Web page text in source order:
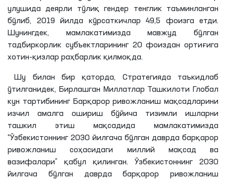
улушида деярли тўлиқ гендер тенглик таъминланган
бўлиб, 2019 йилда кўрсаткичлар 49,5 фоизга етди.
Шунингдек, мамлакатимизда мавжуд бўлган
тадбиркорлик субъектларининг 20 фоиздан ортиғига
хотин-қизлар раҳбарлик қилмоқда.
Шу билан бир қаторда, Стратегияда таъкидлаб
ўтилганидек, Бирлашган Миллатлар Ташкилоти Глобал
кун тартибининг Барқарор ривожланиш мақсадларини
изчил амалга ошириш бўйича тизимли ишларни
ташкил этиш мақсадида мамлакатимизда
“Ўзбекистоннинг 2030 йилгача бўлган даврда барқарор
ривожланиш соҳасидаги миллий мақсад ва
вазифалари” қабул қилинган. Ўзбекистоннинг 2030
йилгача бўлган даврда барқарор ривожланиш